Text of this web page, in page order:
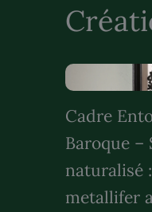
Cadre
Baroque –
naturalisé
metallifer